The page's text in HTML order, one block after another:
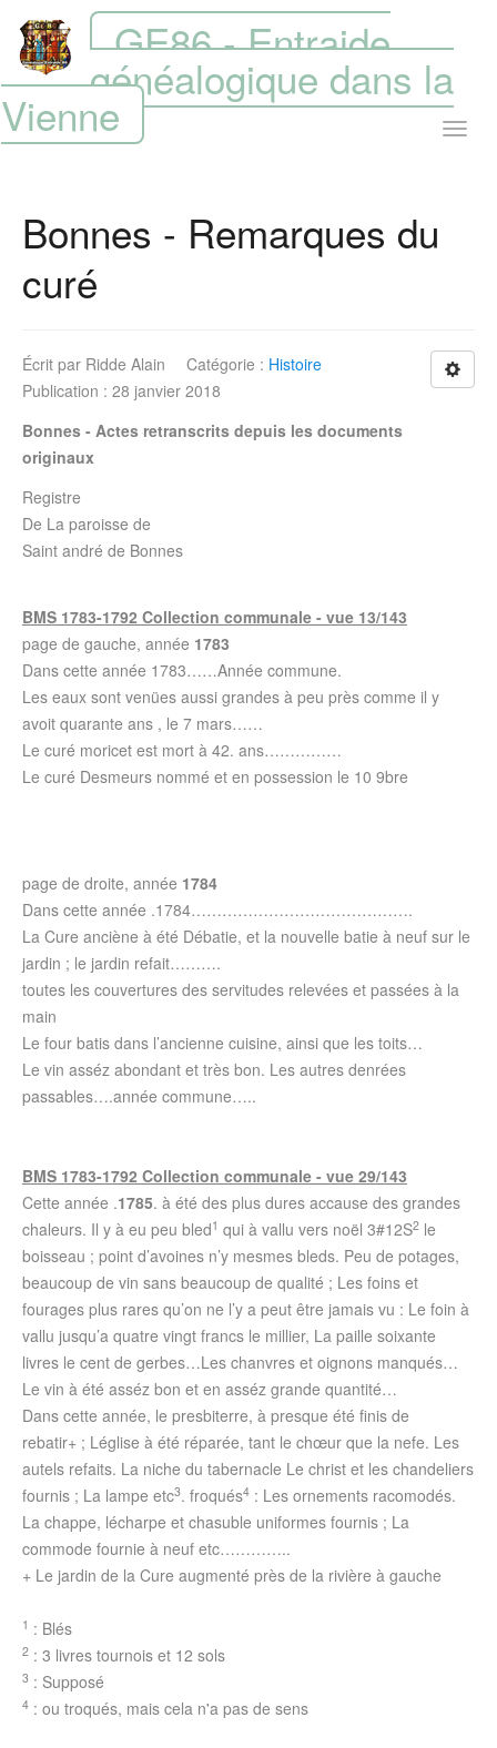
GE86 - Entraide
généalogique dans la
Vienne
Bonnes - Remarques du
curé
Écrit par Ridde Alain Catégorie : Histoire
Publication : 28 janvier 2018
Bonnes - Actes retranscrits depuis les documents
originaux
Registre
De La paroisse de
Saint andré de Bonnes
BMS 1783-1792 Collection communale - vue 13/143
page de gauche, année 1783
Dans cette année 1783……Année commune.
Les eaux sont venües aussi grandes à peu près comme il y
avoit quarante ans , le 7 mars……
Le curé moricet est mort à 42. ans……………
Le curé Desmeurs nommé et en possession le 10 9bre
page de droite, année 1784
Dans cette année .1784…………………………………….
La Cure anciène à été Débatie, et la nouvelle batie à neuf sur le
jardin ; le jardin refait……….
toutes les couvertures des servitudes relevées et passées à la
main
Le four batis dans l’ancienne cuisine, ainsi que les toits…
Le vin asséz abondant et très bon. Les autres denrées
passables….année commune…..
BMS 1783-1792 Collection communale - vue 29/143
Cette année .1785. à été des plus dures accause des grandes
chaleurs. Il y à eu peu bled1 qui à vallu vers noël 3#12S2 le
boisseau ; point d’avoines n’y mesmes bleds. Peu de potages,
beaucoup de vin sans beaucoup de qualité ; Les foins et
fourages plus rares qu’on ne l’y a peut être jamais vu : Le foin à
vallu jusqu’a quatre vingt francs le millier, La paille soixante
livres le cent de gerbes…Les chanvres et oignons manqués…
Le vin à été asséz bon et en asséz grande quantité…
Dans cette année, le presbiterre, à presque été finis de
rebatir+ ; Léglise à été réparée, tant le chœur que la nefe. Les
autels refaits. La niche du tabernacle Le christ et les chandeliers
fournis ; La lampe etc3. froqués4 : Les ornements racomodés.
La chappe, lécharpe et chasuble uniformes fournis ; La
commode fournie à neuf etc…………..
+ Le jardin de la Cure augmenté près de la rivière à gauche
1 : Blés
2 : 3 livres tournois et 12 sols
3 : Supposé
4 : ou troqués, mais cela n'a pas de sens